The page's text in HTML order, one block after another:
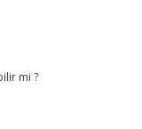
mi ?